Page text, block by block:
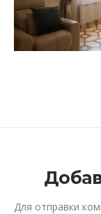
Для отправки